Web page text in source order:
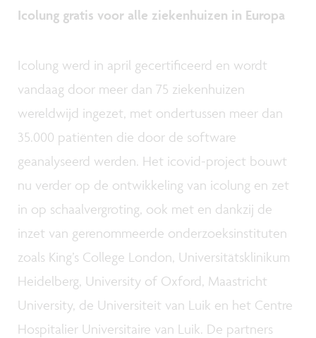
Icolung gratis voor alle ziekenhuizen in Europa
Icolung werd in april gecertificeerd en wordt
vandaag door meer dan 75 ziekenhuizen
wereldwijd ingezet, met ondertussen meer dan
35.000 patiënten die door de software
geanalyseerd werden. Het icovid-project bouwt
nu verder op de ontwikkeling van icolung en zet
in op schaalvergroting, ook met en dankzij de
inzet van gerenommeerde onderzoeksinstituten
zoals King’s College London, Universitätsklinikum
Heidelberg, University of Oxford, Maastricht
University, de Universiteit van Luik en het Centre
Hospitalier Universitaire van Luik. De partners